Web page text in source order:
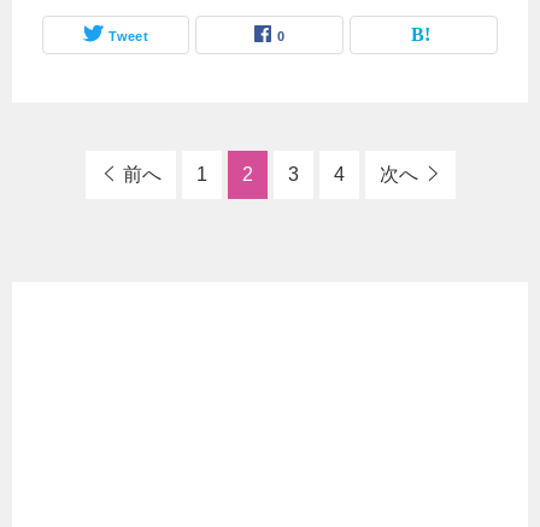
Tweet 0
前へ 1 2 3 4 次へ